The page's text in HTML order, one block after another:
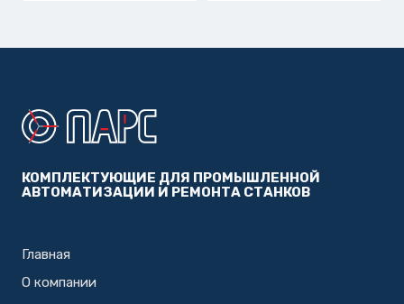
КОМПЛЕКТУЮЩИЕ ДЛЯ ПРОМЫШЛЕННОЙ
АВТОМАТИЗАЦИИ И РЕМОНТА СТАНКОВ
Главная
О компании